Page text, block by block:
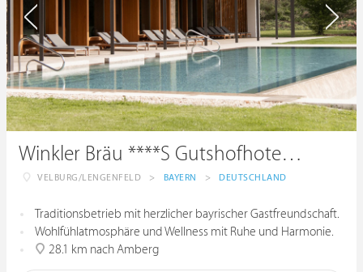
Winkler Bräu ****S Gutshofhotel & Privatbrauerei
VELBURG/LENGENFELD > BAYERN > DEUTSCHLAND
Traditionsbetrieb mit herzlicher bayrischer Gastfreundschaft.
Wohlfühlatmosphäre und Wellness mit Ruhe und Harmonie.
28.1 km nach Amberg